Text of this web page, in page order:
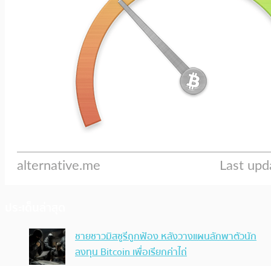
ชายชาวมิสซูรีถูกฟ้อง หลังวางแผนลักพาตัวนัก
ลงทุน Bitcoin เพื่อเรียกค่าไถ่